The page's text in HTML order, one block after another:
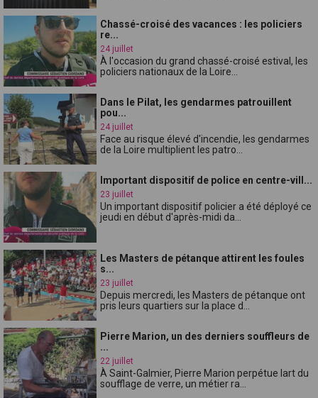
Chassé-croisé des vacances : les policiers
re...
24 juillet
À l'occasion du grand chassé-croisé estival, les
policiers nationaux de la Loire...
Dans le Pilat, les gendarmes patrouillent
pou...
24 juillet
Face au risque élevé d'incendie, les gendarmes
de la Loire multiplient les patro...
Important dispositif de police en centre-vill...
23 juillet
Un important dispositif policier a été déployé ce
jeudi en début d'après-midi da...
Les Masters de pétanque attirent les foules
s...
23 juillet
Depuis mercredi, les Masters de pétanque ont
pris leurs quartiers sur la place d...
Pierre Marion, un des derniers souffleurs de
...
22 juillet
À Saint-Galmier, Pierre Marion perpétue lart du
soufflage de verre, un métier ra...